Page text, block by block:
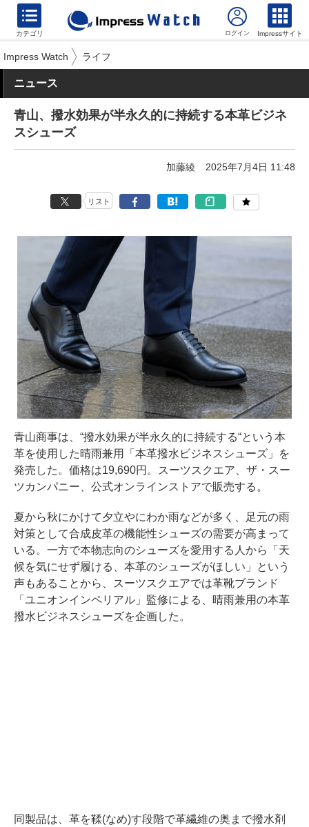
カテゴリ Impressサイト
Impress Watch ライフ
ニュース
青山、撥水効果が半永久的に持続する本革ビジネ
スシューズ
加藤綾 2025年7月4日 11:48
リスト
青山商事は、“撥水効果が半永久的に持続する“という本
革を使用した晴雨兼用「本革撥水ビジネスシューズ」を
発売した。価格は19,690円。スーツスクエア、ザ・スー
ツカンパニー、公式オンラインストアで販売する。
夏から秋にかけて夕立やにわか雨などが多く、足元の雨
対策として合成皮革の機能性シューズの需要が高まって
いる。一方で本物志向のシューズを愛用する人から「天
候を気にせず履ける、本革のシューズがほしい」という
声もあることから、スーツスクエアでは革靴ブランド
「ユニオンインペリアル」監修による、晴雨兼用の本革
撥水ビジネスシューズを企画した。
同製品は、革を鞣(なめ)す段階で革繊維の奥まで撥水剤